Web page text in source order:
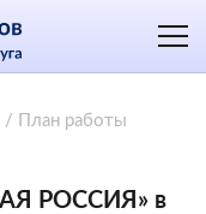
/ План работы
РОССИЯ» в